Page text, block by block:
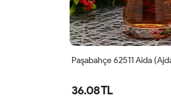
Paşabahçe 62511 Aida
36.08 TL